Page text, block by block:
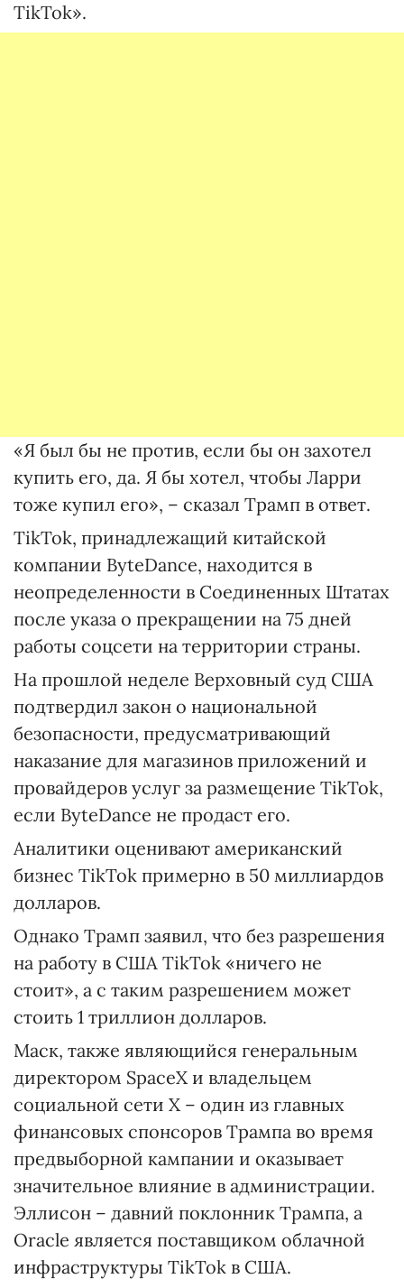
TikTok».
«Я был бы не против, если бы он захотел
купить его, да. Я бы хотел, чтобы Ларри
тоже купил его», – сказал Трамп в ответ.
TikTok, принадлежащий китайской
компании ByteDance, находится в
неопределенности в Соединенных Штатах
после указа о прекращении на 75 дней
работы соцсети на территории страны.
На прошлой неделе Верховный суд США
подтвердил закон о национальной
безопасности, предусматривающий
наказание для магазинов приложений и
провайдеров услуг за размещение TikTok,
если ByteDance не продаст его.
Аналитики оценивают американский
бизнес TikTok примерно в 50 миллиардов
долларов.
Однако Трамп заявил, что без разрешения
на работу в США TikTok «ничего не
стоит», а с таким разрешением может
стоить 1 триллион долларов.
Маск, также являющийся генеральным
директором SpaceX и владельцем
социальной сети X – один из главных
финансовых спонсоров Трампа во время
предвыборной кампании и оказывает
значительное влияние в администрации.
Эллисон – давний поклонник Трампа, а
Oracle является поставщиком облачной
инфраструктуры TikTok в США.